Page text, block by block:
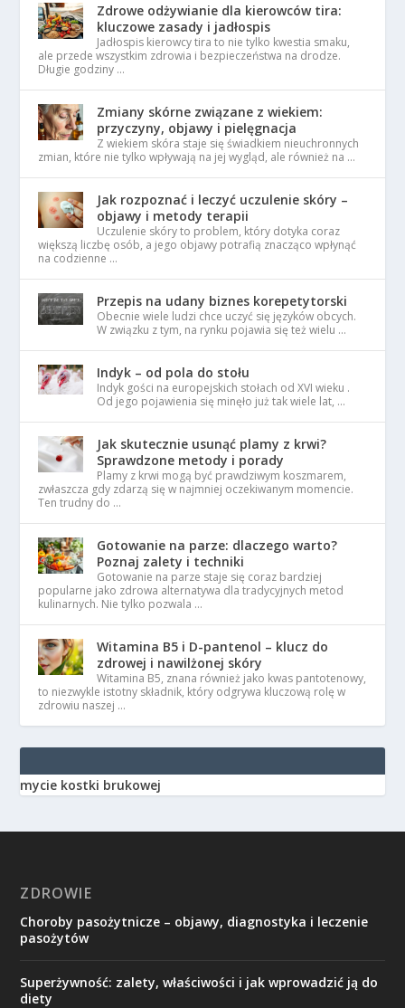
Zdrowe odżywianie dla kierowców tira:
kluczowe zasady i jadłospis
Jadłospis kierowcy tira to nie tylko kwestia smaku,
ale przede wszystkim zdrowia i bezpieczeństwa na drodze.
Długie godziny …
Zmiany skórne związane z wiekiem:
przyczyny, objawy i pielęgnacja
Z wiekiem skóra staje się świadkiem nieuchronnych
zmian, które nie tylko wpływają na jej wygląd, ale również na …
Jak rozpoznać i leczyć uczulenie skóry –
objawy i metody terapii
Uczulenie skóry to problem, który dotyka coraz
większą liczbę osób, a jego objawy potrafią znacząco wpłynąć
na codzienne …
Przepis na udany biznes korepetytorski
Obecnie wiele ludzi chce uczyć się języków obcych.
W związku z tym, na rynku pojawia się też wielu …
Indyk – od pola do stołu
Indyk gości na europejskich stołach od XVI wieku .
Od jego pojawienia się minęło już tak wiele lat, …
Jak skutecznie usunąć plamy z krwi?
Sprawdzone metody i porady
Plamy z krwi mogą być prawdziwym koszmarem,
zwłaszcza gdy zdarzą się w najmniej oczekiwanym momencie.
Ten trudny do …
Gotowanie na parze: dlaczego warto?
Poznaj zalety i techniki
Gotowanie na parze staje się coraz bardziej
popularne jako zdrowa alternatywa dla tradycyjnych metod
kulinarnych. Nie tylko pozwala …
Witamina B5 i D-pantenol – klucz do
zdrowej i nawilżonej skóry
Witamina B5, znana również jako kwas pantotenowy,
to niezwykle istotny składnik, który odgrywa kluczową rolę w
zdrowiu naszej …
mycie kostki brukowej
ZDROWIE
Choroby pasożytnicze – objawy, diagnostyka i leczenie
pasożytów
Superżywność: zalety, właściwości i jak wprowadzić ją do
diety